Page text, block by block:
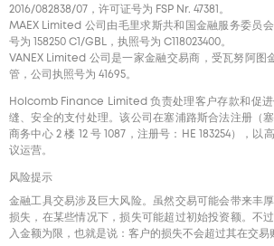
2016/082838/07，许可证号为 FSP Nr. 47381。
MAEX Limited 公司由毛里求斯共和国金融服务委员
号为 158250 C1/GBL，执照号为 С118023400。
VANEX Limited 公司是一家金融交易商，受瓦努阿图
管，公司执照号为 41695。
Holcomb Finance Limited 负责处理客户存款和促
缝、安全的支付处理。该公司在塞浦路斯合法注册（
商务中心 2 楼 12 号 1087，注册号：HE 183254），以
议运营。
风险提示
金融工具交易涉及巨大风险。虽然交易可能会带来丰
损失，在某些情况下，损失可能超过初始投资额。不
入金额为限，也就是说：客户的损失不会超过其在交易